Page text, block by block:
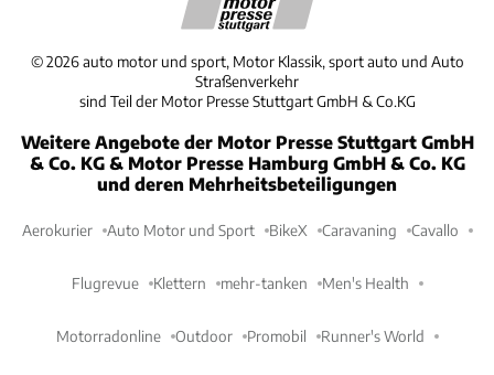
©2026 auto motor und sport, Motor Klassik, sport auto und Auto
Straßenverkehr
sind Teil der Motor Presse Stuttgart GmbH & Co.KG
Weitere Angebote der Motor Presse Stuttgart GmbH
& Co. KG & Motor Presse Hamburg GmbH & Co. KG
und deren Mehrheitsbeteiligungen
Aerokurier Auto Motor und Sport BikeX Caravaning Cavallo
Flugrevue Klettern mehr-tanken Men's Health
Motorradonline Outdoor Promobil Runner's World